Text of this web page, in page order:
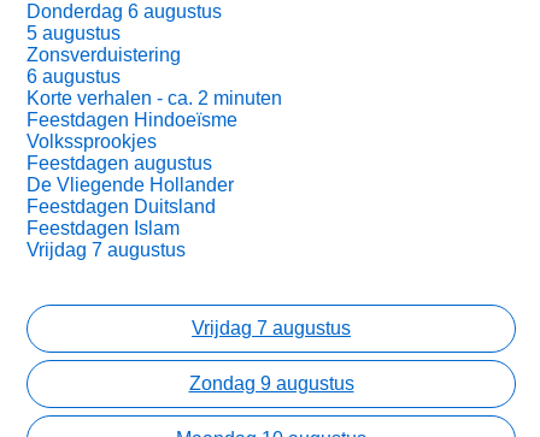
Donderdag 6 augustus
5 augustus
Zonsverduistering
6 augustus
Korte verhalen - ca. 2 minuten
Feestdagen Hindoeïsme
Volkssprookjes
Feestdagen augustus
De Vliegende Hollander
Feestdagen Duitsland
Feestdagen Islam
Vrijdag 7 augustus
Vrijdag 7 augustus
Zondag 9 augustus